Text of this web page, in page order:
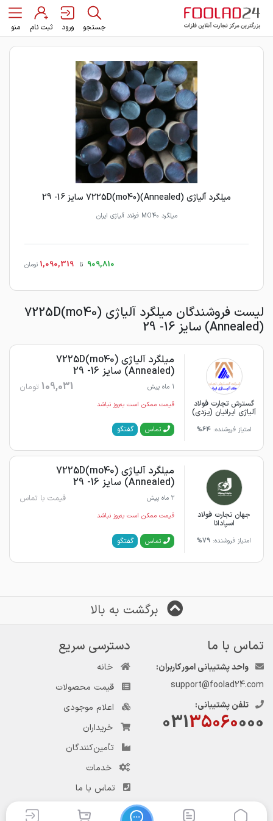
جستجو ورود ثبت نام منو
میلگرد آلیاژی 7225D(mo40)(Annealed) سایز 16- 29
میلگرد MO40 فولاد آلیاژی ایران
909,810 تا 1,090,319 تومان
لیست فروشندگان میلگرد آلیاژی 7225D(mo40)
(Annealed) سایز 16- 29
گسترش تجارت فولاد
آلیاژی ایرانیان (یزدی)
امتیاز فروشنده:64%
میلگرد آلیاژی 7225D(mo40)
(Annealed) سایز 16- 29
1 ماه پیش 109,031 تومان
قیمت ممکن است به‌روز نباشد
تماس گفتگو
جهان تجارت فولاد
اسپادانا
امتیاز فروشنده: 79%
میلگرد آلیاژی 7225D(mo40)
(Annealed) سایز 16- 29
2 ماه پیش قیمت با تماس
قیمت ممکن است به‌روز نباشد
تماس گفتگو
برگشت به بالا
تماس با ما
واحد پشتیبانی امور کاربران:
support@foolad24.com
تلفن پشتیبانی:
03135060000
دسترسی سریع
خانه
قیمت محصولات
اعلام موجودی
خریداران
تأمین‌کنندگان
خدمات
تماس با ما